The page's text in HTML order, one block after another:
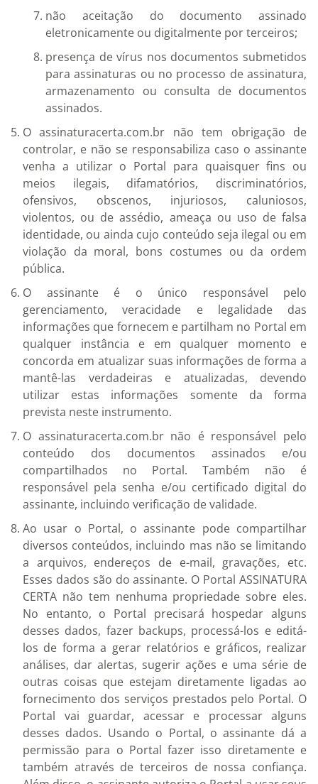
não aceitação do documento assinado
eletronicamente ou digitalmente por terceiros;
presença de vírus nos documentos submetidos
para assinaturas ou no processo de assinatura,
armazenamento ou consulta de documentos
assinados.
O assinaturacerta.com.br não tem obrigação de
controlar, e não se responsabiliza caso o assinante
venha a utilizar o Portal para quaisquer fins ou
meios ilegais, difamatórios, discriminatórios,
ofensivos, obscenos, injuriosos, caluniosos,
violentos, ou de assédio, ameaça ou uso de falsa
identidade, ou ainda cujo conteúdo seja ilegal ou em
violação da moral, bons costumes ou da ordem
pública.
O assinante é o único responsável pelo
gerenciamento, veracidade e legalidade das
informações que fornecem e partilham no Portal em
qualquer instância e em qualquer momento e
concorda em atualizar suas informações de forma a
mantê-las verdadeiras e atualizadas, devendo
utilizar estas informações somente da forma
prevista neste instrumento.
O assinaturacerta.com.br não é responsável pelo
conteúdo dos documentos assinados e/ou
compartilhados no Portal. Também não é
responsável pela senha e/ou certificado digital do
assinante, incluindo verificação de validade.
Ao usar o Portal, o assinante pode compartilhar
diversos conteúdos, incluindo mas não se limitando
a arquivos, endereços de e-mail, gravações, etc.
Esses dados são do assinante. O Portal ASSINATURA
CERTA não tem nenhuma propriedade sobre eles.
No entanto, o Portal precisará hospedar alguns
desses dados, fazer backups, processá-los e editá-
los de forma a gerar relatórios e gráficos, realizar
análises, dar alertas, sugerir ações e uma série de
outras coisas que estejam diretamente ligadas ao
fornecimento dos serviços prestados pelo Portal. O
Portal vai guardar, acessar e processar alguns
desses dados. Usando o Portal, o assinante dá a
permissão para o Portal fazer isso diretamente e
também através de terceiros de nossa confiança.